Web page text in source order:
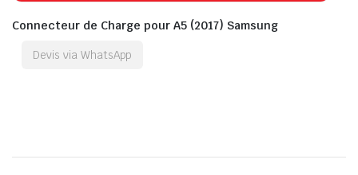
Connecteur de Charge pour A5 (2017) Samsung
Devis via WhatsApp